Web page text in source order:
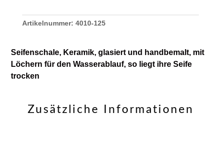
Artikelnummer: 4010-125
Seifenschale, Keramik, glasiert und handbemalt, mit
Löchern für den Wasserablauf, so liegt ihre Seife
trocken
Zusätzliche Informationen